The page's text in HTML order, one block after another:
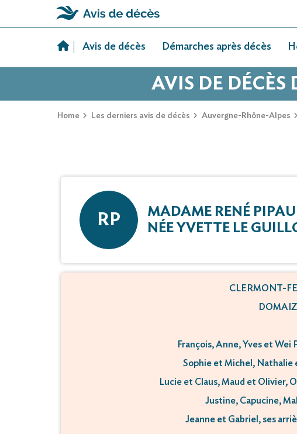
Avis de décès Démarches après décès
AVIS DE DÉCÈS
Home Les derniers avis de décès Auvergne-Rhône-Alpes
RP
MADAME RENÉ
NÉE YVETTE LE
CLERMONT-
François, Anne, Yves et Wei
Sophie et Michel, Nathalie
Lucie et Claus, Maud et Olivier,
Justine, Capucine,
Jeanne et Gabriel, ses